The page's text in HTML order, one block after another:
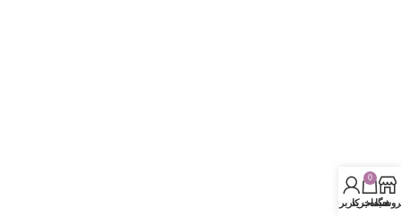
0
سبد خرید
حساب کاربری من